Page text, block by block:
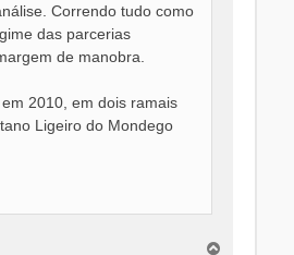
Correndo tudo como
das parcerias
de manobra.
2010, em dois ramais
Ligeiro do Mondego